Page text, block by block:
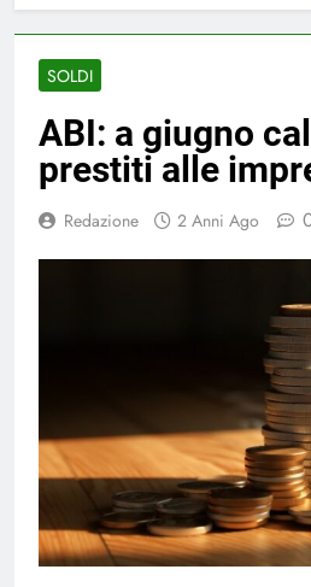
SOLDI
ABI: a giugno
prestiti alle
Redazione 2 Anni Ago